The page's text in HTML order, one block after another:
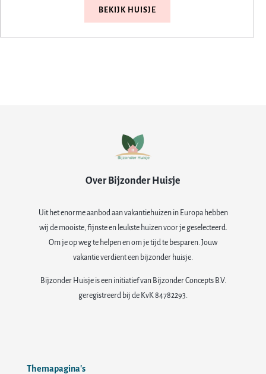
BEKIJK HUISJE
Over Bijzonder Huisje
Uit het enorme aanbod aan vakantiehuizen in Europa hebben
wij de mooiste, fijnste en leukste huizen voor je geselecteerd.
Om je op weg te helpen en om je tijd te besparen. Jouw
vakantie verdient een bijzonder huisje.
Bijzonder Huisje is een initiatief van Bijzonder Concepts B.V.
geregistreerd bij de KvK 84782293.
Themapagina's